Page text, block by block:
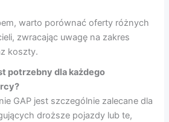
warto porównać oferty różnych
zwracając uwagę na zakres
koszty.
potrzebny dla każdego
GAP jest szczególnie zalecane dla
droższe pojazdy lub te,